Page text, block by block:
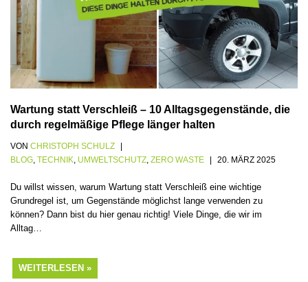
Wartung statt Verschleiß – 10 Alltagsgegenstände, die
durch regelmäßige Pflege länger halten
VON CHRISTOPH SCHULZ
BLOG TECHNIK UMWELTSCHUTZ ZERO WASTE 20. MÄRZ 2025
Du willst wissen, warum Wartung statt Verschleiß eine wichtige
Grundregel ist, um Gegenstände möglichst lange verwenden zu
können? Dann bist du hier genau richtig! Viele Dinge, die wir im
Alltag…
WEITERLESEN »